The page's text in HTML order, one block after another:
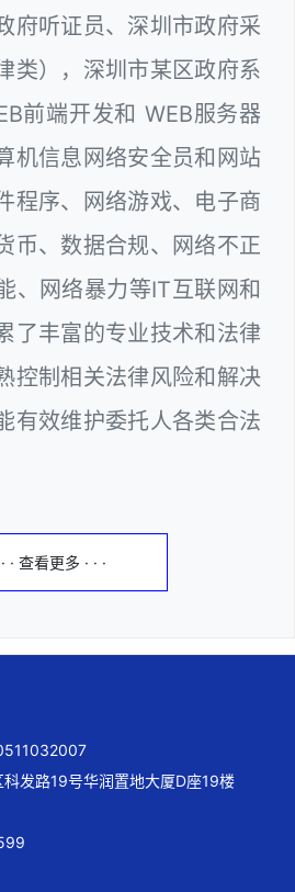
府听证员、深圳市政府采
类），深圳市某区政府系
前端开发和 WEB服务器
机信息网络安全员和网站
程序、网络游戏、电子商
币、数据合规、网络不正
、网络暴力等IT互联网和
了丰富的专业技术和法律
控制相关法律风险和解决
有效维护委托人各类合法
· · 查看更多 · · ·
发路19号华润置地大厦D座19楼